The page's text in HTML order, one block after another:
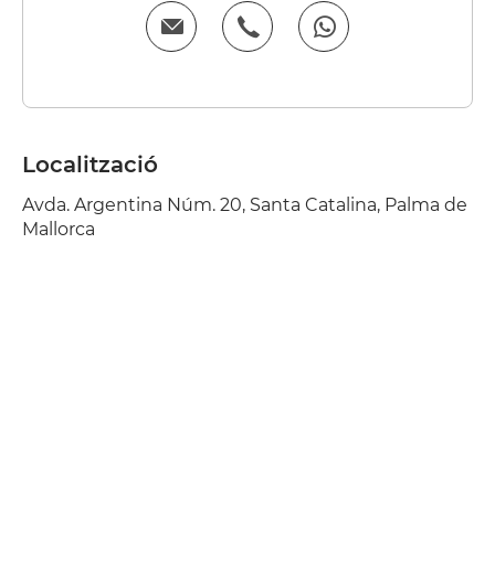
Localització
Avda. Argentina Núm. 20, Santa Catalina, Palma de
Mallorca